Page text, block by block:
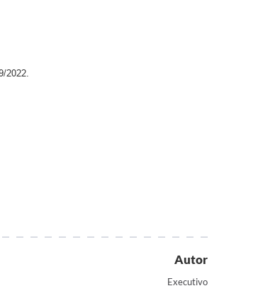
2022.
Autor
Executivo